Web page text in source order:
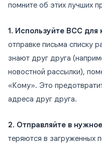
помните об этих лучших
1. Используйте BCC
отправке письма списку
знают друг друга
новостной рассылки),
«Кому». Это
адреса друг друга.
2. Отправляйте в
теряются в загруженных